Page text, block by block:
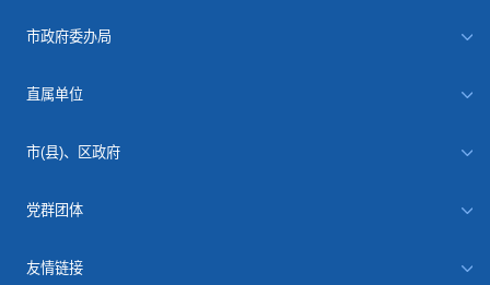
市政府委办局
直属单位
市(县)、区政府
党群团体
友情链接